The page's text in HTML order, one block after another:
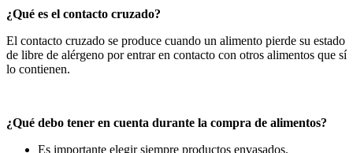
¿Qué es el contacto cruzado?
El contacto cruzado se produce cuando un alimento pierde su estado
de libre de alérgeno por entrar en contacto con otros alimentos que sí
lo contienen.
¿Qué debo tener en cuenta durante la compra de alimentos?
Es importante elegir siempre productos envasados.